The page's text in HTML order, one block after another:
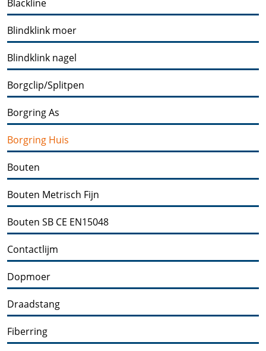
Blackline
Blindklink moer
Blindklink nagel
Borgclip/Splitpen
Borgring As
Borgring Huis
Bouten
Bouten Metrisch Fijn
Bouten SB CE EN15048
Contactlijm
Dopmoer
Draadstang
Fiberring